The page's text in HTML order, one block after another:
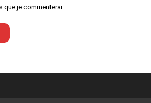
que je commenterai.